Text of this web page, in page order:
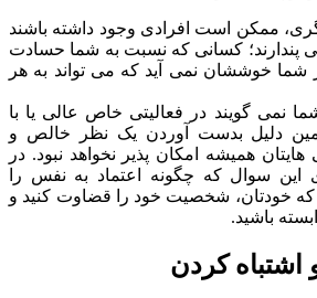
ممکن است افرادی وجود داشته باشند
پندارند؛ کسانی که نسبت به شما حسادت
شما خوششان نمی آید که می تواند به هر
نمی گویند در فعالیتی خاص عالی یا با
دلیل بدست آوردن یک نظر خالص و
هایتان همیشه امکان پذیر نخواهد نبود. در
این سوال که چگونه اعتماد به نفس را
که خودتان، شخصیت خود را قضاوت کنید و
باشید.
اشتباه کردن